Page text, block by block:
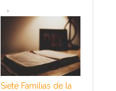
Siete Familias de la